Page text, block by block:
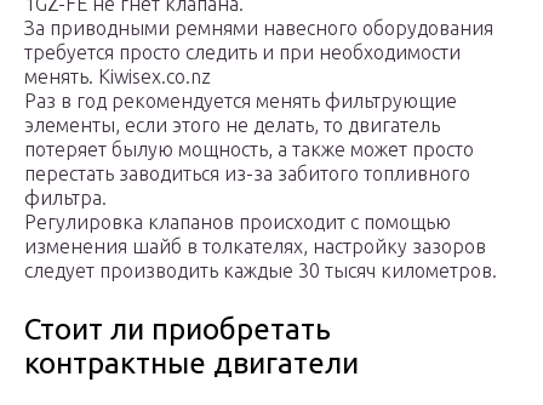
За приводными ремнями навесного оборудования
требуется просто следить и при необходимости
менять. Kiwisex.co.nz
Раз в год рекомендуется менять фильтрующие
элементы, если этого не делать, то двигатель
потеряет былую мощность, а также может просто
перестать заводиться из-за забитого топливного
фильтра.
Регулировка клапанов происходит с помощью
изменения шайб в толкателях, настройку зазоров
следует производить каждые 30 тысяч километров.
Стоит ли приобретать
контрактные двигатели